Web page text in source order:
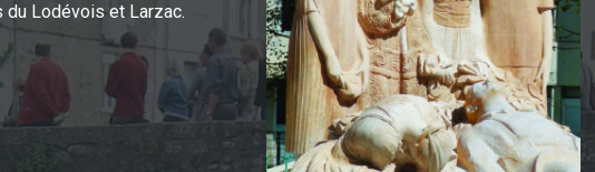
du Lodévois et Larzac.